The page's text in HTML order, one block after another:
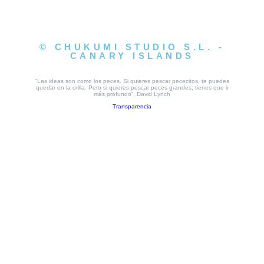
© CHUKUMI STUDIO S.L. -
CANARY ISLANDS
“Las ideas son como los peces. Si quieres pescar pececitos, te puedes
quedar en la orilla. Pero si quieres pescar peces grandes, tienes que ir
más profundo”, David Lynch
Transparencia